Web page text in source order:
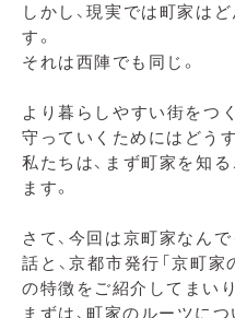
しかし、現実では町家は
す。
それは西陣でも同じ。
より暮らしやすい街をつ
守っていくためにはどう
私たちは、まず町家を知
ます。
さて、今回は京町家なん
話と、京都市発行「京町家
の特徴をご紹介してまいり
まずは、町家のルーツに